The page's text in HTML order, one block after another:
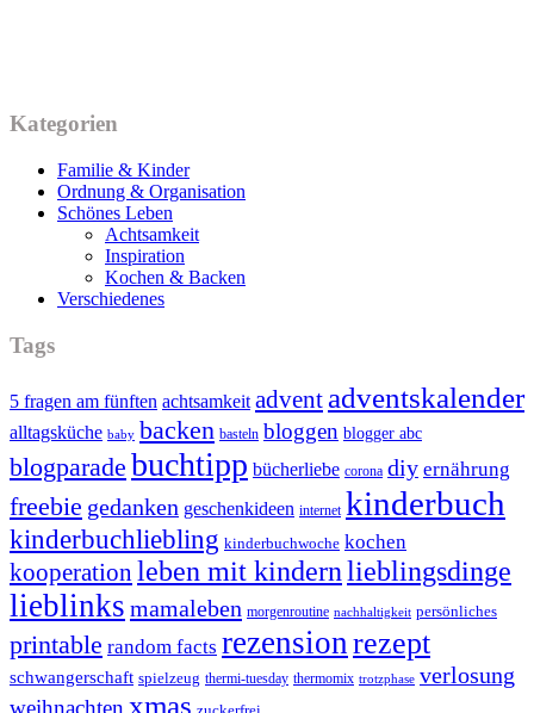
Kategorien
Familie & Kinder
Ordnung & Organisation
Schönes Leben
Achtsamkeit
Inspiration
Kochen & Backen
Verschiedenes
Tags
5 fragen am fünften achtsamkeit advent adventskalender
alltagsküche baby backen basteln bloggen blogger abc
blogparade buchtipp bücherliebe corona diy ernährung
freebie gedanken geschenkideen internet kinderbuch
kinderbuchliebling kinderbuchwoche kochen
kooperation leben mit kindernlieblingsdinge
lieblinks mamaleben morgenroutine nachhaltigkeit persönliches
printable random facts rezensionrezept
schwangerschaft spielzeug thermi-tuesday thermomix trotzphase verlosung
xmas